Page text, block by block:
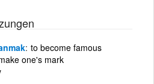
to become famous
one's mark